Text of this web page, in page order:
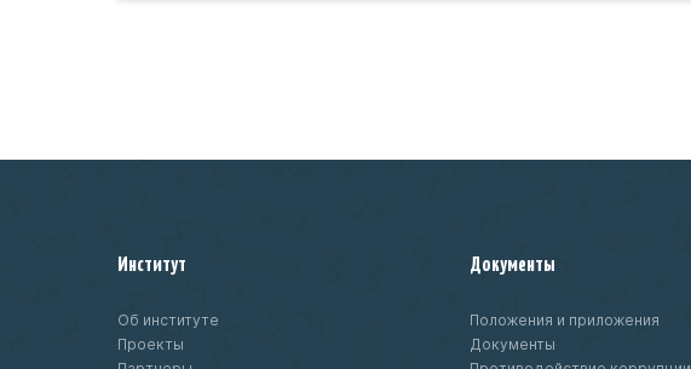
Институт
Об институте
Проекты
Документы
Положения и приложения
Документы